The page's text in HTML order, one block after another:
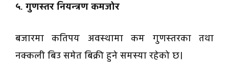
५. गुणस्तर नियन्त्रण कमजोर
बजारमा कतिपय अवस्थामा कम गुणस्तरका तथा
नक्कली बिउ समेत बिक्री हुने समस्या रहेको छ।